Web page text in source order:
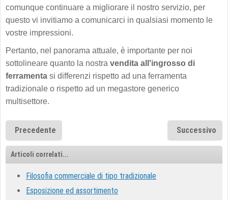
comunque continuare a migliorare il nostro servizio, per
questo vi invitiamo a comunicarci in qualsiasi momento le
vostre impressioni.
Pertanto, nel panorama attuale, è importante per noi
sottolineare quanto la nostra vendita all'ingrosso di
ferramenta si differenzi rispetto ad una ferramenta
tradizionale o rispetto ad un megastore generico
multisettore.
Precedente Successivo
Articoli correlati...
Filosofia commerciale di tipo tradizionale
Esposizione ed assortimento